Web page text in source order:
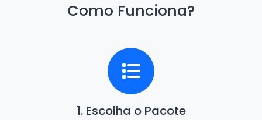
Como Funciona?
1. Escolha o Pacote